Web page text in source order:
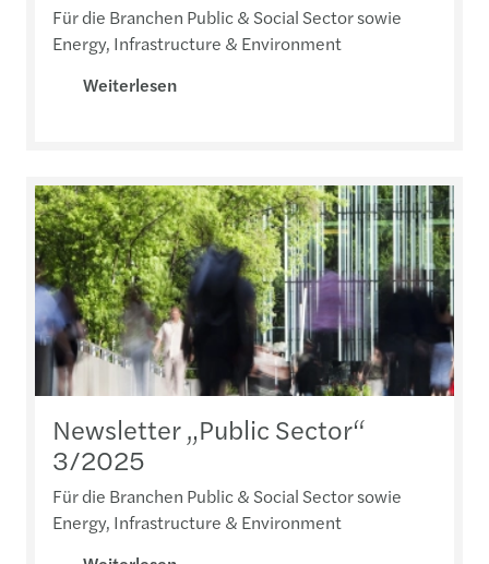
Für die Branchen Public & Social Sector sowie
Energy, Infrastructure & Environment
Weiterlesen
Newsletter „Public Sector“
3/2025
Für die Branchen Public & Social Sector sowie
Energy, Infrastructure & Environment